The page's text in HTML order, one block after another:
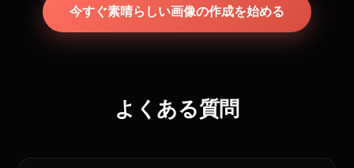
今すぐ素晴らしい画像の作成を始める
よくある質問